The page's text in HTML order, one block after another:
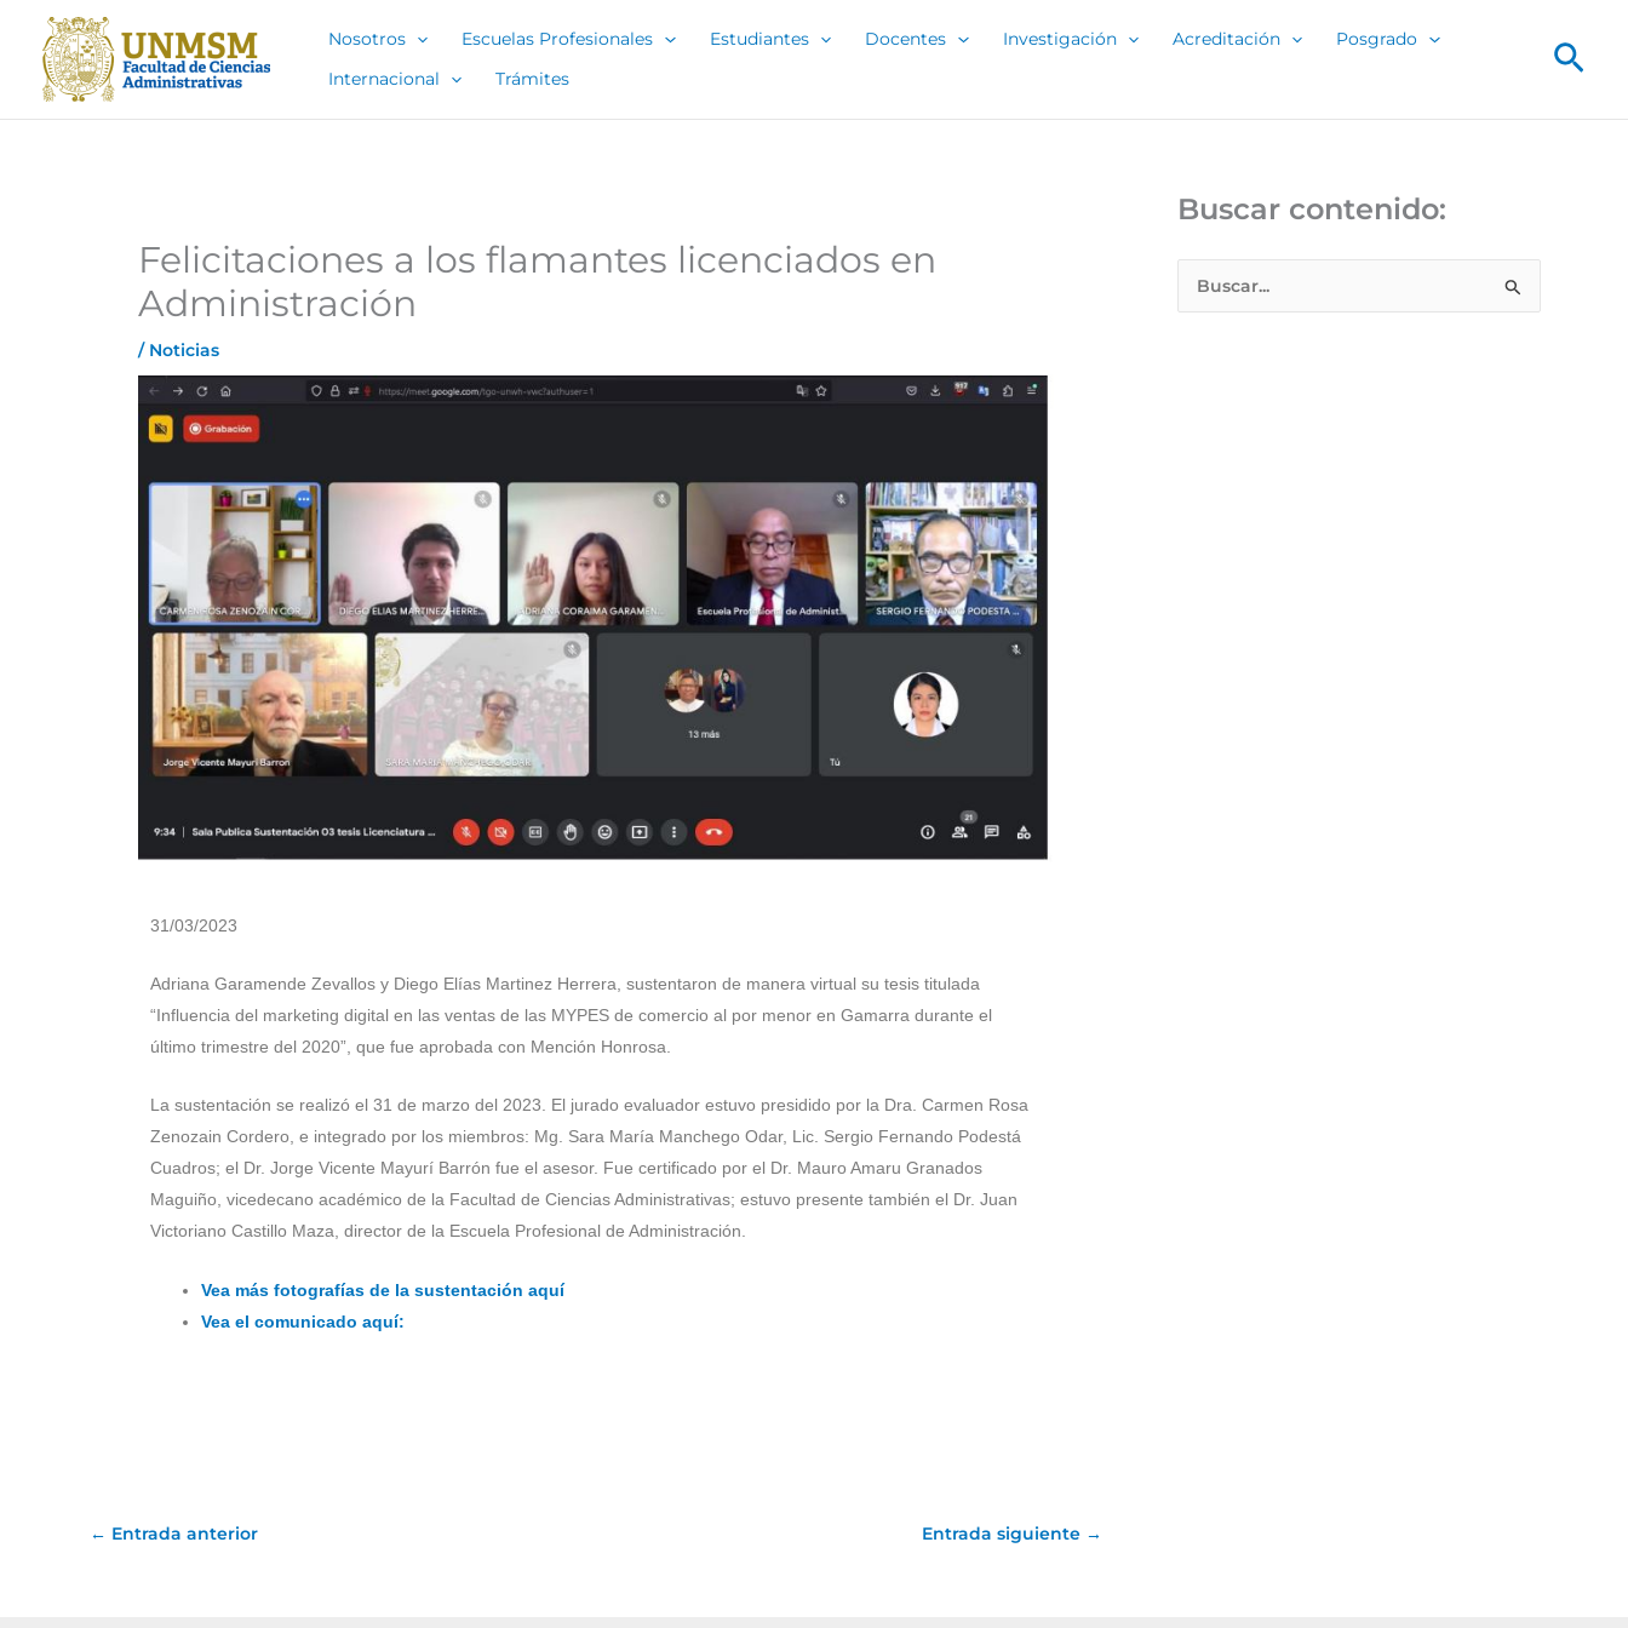
contenido
Nosotros Escuelas Profesionales Estudiantes Docentes Investigación Acreditación
Posgrado
Internacional
Trámites
Felicitaciones a los flamantes licenciados en
Administración
/ Noticias
31/03/2023
Adriana Garamende Zevallos y Diego Elías Martinez Herrera, sustentaron de manera virtual su tesis titulada
“Influencia del marketing digital en las ventas de las MYPES de comercio al por menor en Gamarra durante el
último trimestre del 2020”, que fue aprobada con Mención Honrosa.
La sustentación se realizó el 31 de marzo del 2023. El jurado evaluador estuvo presidido por la Dra. Carmen Rosa
Zenozain Cordero, e integrado por los miembros: Mg. Sara María Manchego Odar, Lic. Sergio Fernando Podestá
Cuadros; el Dr. Jorge Vicente Mayurí Barrón fue el asesor. Fue certificado por el Dr. Mauro Amaru Granados
Maguiño, vicedecano académico de la Facultad de Ciencias Administrativas; estuvo presente también el Dr. Juan
Victoriano Castillo Maza, director de la Escuela Profesional de Administración.
Vea más fotografías de la sustentación aquí
Vea el comunicado aquí:
← Entrada anterior Entrada siguiente →
Buscar contenido: